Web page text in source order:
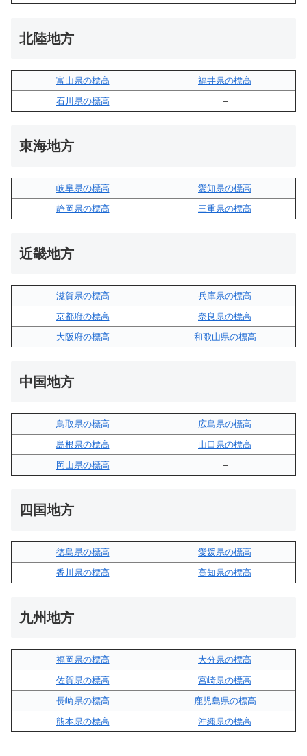
北陸地方
富山県の標高
福井県の標高
石川県の標高
–
東海地方
岐阜県の標高
愛知県の標高
静岡県の標高
三重県の標高
近畿地方
滋賀県の標高
兵庫県の標高
京都府の標高
奈良県の標高
大阪府の標高
和歌山県の標高
中国地方
鳥取県の標高
広島県の標高
島根県の標高
山口県の標高
岡山県の標高
–
四国地方
徳島県の標高
愛媛県の標高
香川県の標高
高知県の標高
九州地方
福岡県の標高
大分県の標高
佐賀県の標高
宮崎県の標高
長崎県の標高
鹿児島県の標高
熊本県の標高
沖縄県の標高